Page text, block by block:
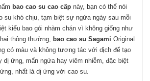
bao cao su cao cấp này, bạn có thể nói
su khó chịu, tạm biệt sự ngứa ngáy sau mỗi
kiểu bao gói nhàm chán vì không giống như
thông thường, bao cao su Sagami Original
có màu và không tương tác với dịch để tạo
dị ứng, mẩn ngứa hay viêm nhiễm, đặc biệt
nhất là dị ứng với cao su.